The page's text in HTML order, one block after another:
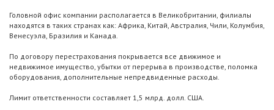
Головной офис компании располагается в Великобритании, филиалы
находятся в таких странах как: Африка, Китай, Австралия, Чили, Колумбия,
Венесуэла, Бразилия и Канада.
По договору перестрахования покрывается все движимое и
недвижимое имущество, убытки от перерыва в производстве, поломка
оборудования, дополнительные непредвиденные расходы.
Лимит ответственности составляет 1,5 млрд. долл. США.